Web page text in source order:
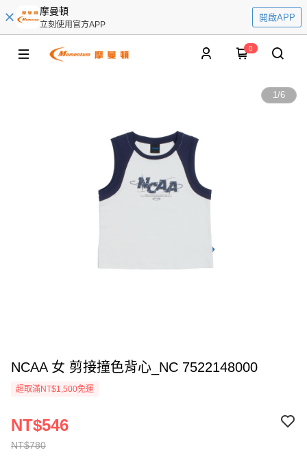
摩曼頓
立刻使用官方APP
開啟APP
0
1/6
NCAA 女 剪接撞色背心_NC 7522148000
超取滿NT$1,500免運
NT$780
NT$546